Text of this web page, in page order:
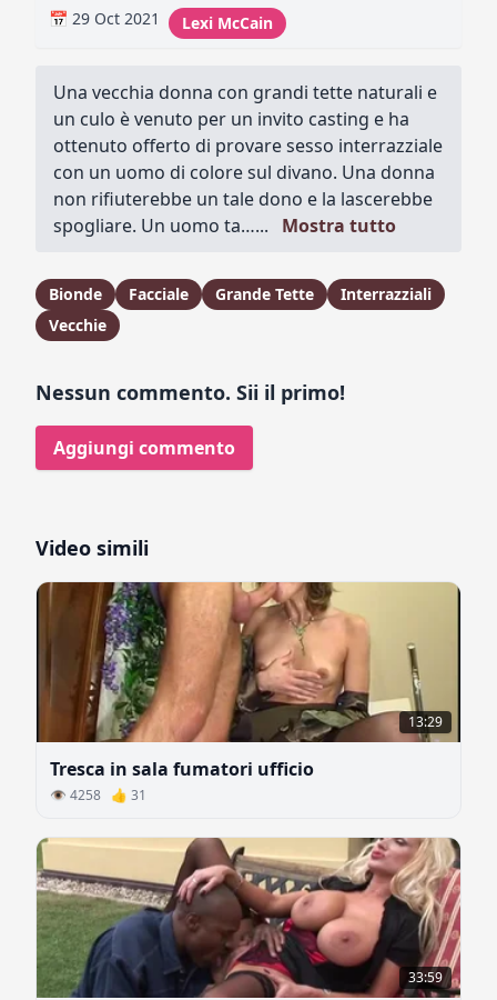
📅 29 Oct 2021
Lexi McCain
Una vecchia donna con grandi tette naturali e
un culo è venuto per un invito casting e ha
ottenuto offerto di provare sesso interrazziale
con un uomo di colore sul divano. Una donna
non rifiuterebbe un tale dono e la lascerebbe
spogliare. Un uomo ta…...
Mostra tutto
Bionde Facciale Grande Tette
Interrazziali
Vecchie
Nessun commento. Sii il primo!
Aggiungi commento
Video simili
13:29
Tresca in sala fumatori ufficio
👁 4258 👍 31
33:59